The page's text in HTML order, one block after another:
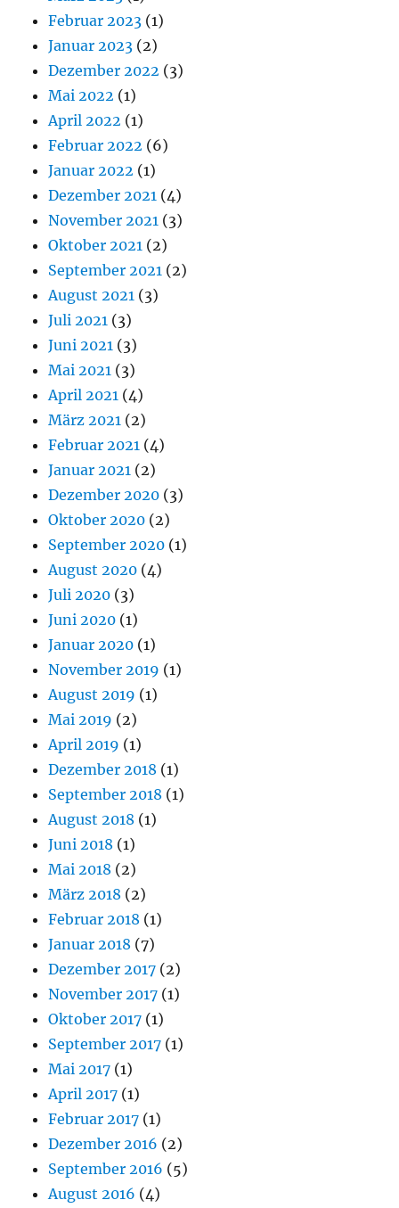
Februar 2023 (1)
Januar 2023 (2)
Dezember 2022 (3)
Mai 2022 (1)
April 2022 (1)
Februar 2022 (6)
Januar 2022 (1)
Dezember 2021 (4)
November 2021 (3)
Oktober 2021 (2)
September 2021 (2)
August 2021 (3)
Juli 2021 (3)
Juni 2021 (3)
Mai 2021 (3)
April 2021 (4)
März 2021 (2)
Februar 2021 (4)
Januar 2021 (2)
Dezember 2020 (3)
Oktober 2020 (2)
September 2020 (1)
August 2020 (4)
Juli 2020 (3)
Juni 2020 (1)
Januar 2020 (1)
November 2019 (1)
August 2019 (1)
Mai 2019 (2)
April 2019 (1)
Dezember 2018 (1)
September 2018 (1)
August 2018 (1)
Juni 2018 (1)
Mai 2018 (2)
März 2018 (2)
Februar 2018 (1)
Januar 2018 (7)
Dezember 2017 (2)
November 2017 (1)
Oktober 2017 (1)
September 2017 (1)
Mai 2017 (1)
April 2017 (1)
Februar 2017 (1)
Dezember 2016 (2)
September 2016 (5)
August 2016 (4)